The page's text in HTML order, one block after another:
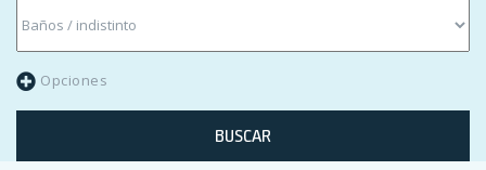
Opciones
BUSCAR